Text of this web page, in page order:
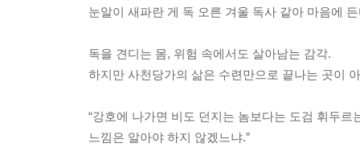
눈알이 새파란 게 독 오른 겨울 독사 같아 마음에 든
독을 견디는 몸, 위험 속에서도 살아남는 감각.
하지만 사천당가의 삶은 수련만으로 끝나는 곳이
“강호에 나가면 비도 던지는 놈보다는 도검 휘두르
느낌은 알아야 하지 않겠느냐.”